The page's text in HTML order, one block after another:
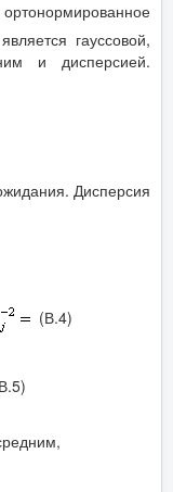
гауссовой,
и дисперсией.
Дисперсия
(В.4)